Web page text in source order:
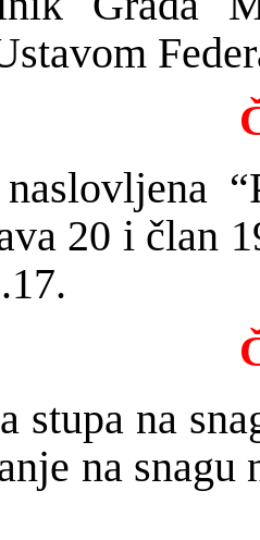
20 i član
stupa na
na